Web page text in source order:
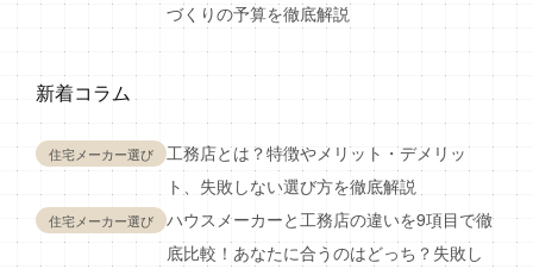
づくりの予算を徹底解説
新着コラム
住宅メーカー選び
工務店とは？特徴やメリット・デメリッ
ト、失敗しない選び方を徹底解説
住宅メーカー選び
ハウスメーカーと工務店の違いを9項目で徹
底比較！あなたに合うのはどっち？失敗し